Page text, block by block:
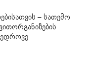
– სათემო